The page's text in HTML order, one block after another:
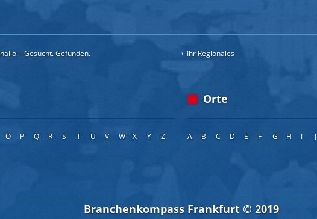
hallo! - Gesucht. Gefunden. Ihr Regionales
O P Q R S T U V W X Y Z
Orte
A B C D E F G H I J
Branchenkompass Frankfurt © 2019